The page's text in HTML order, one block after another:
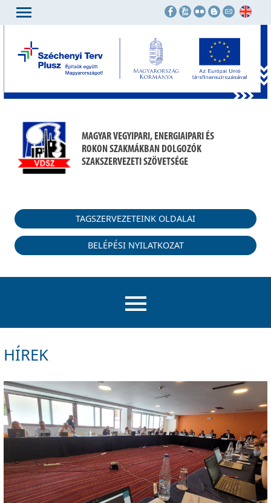
MAGYAR VEGYIPARI, ENERGIAIPARI ÉS
ROKON SZAKMÁKBAN DOLGOZÓK
SZAKSZERVEZETI SZÖVETSÉGE
TAGSZERVEZETEINK OLDALAI
BELÉPÉSI NYILATKOZAT
HÍREK